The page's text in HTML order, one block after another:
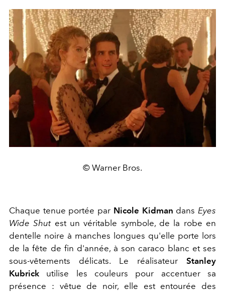
© Warner Bros.
Chaque tenue portée par Nicole Kidman dansEyes
Wide Shutest un véritable symbole, de la robe en
dentelle noire à manches longues qu'elle porte lors
de la fête de fin d'année, à son caraco blanc et ses
sous-vêtements délicats. Le réalisateur Stanley
Kubrick utilise les couleurs pour accentuer sa
présence : vêtue de noir, elle est entourée des